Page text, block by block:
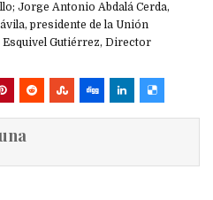
Jorge Antonio Abdalá Cerda,
presidente de la Unión
Esquivel Gutiérrez, Director